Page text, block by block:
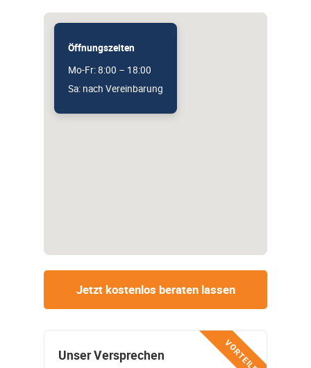
Öffnungszeiten
Mo-Fr: 8:00 – 18:00
Sa: nach Vereinbarung
Jetzt kostenlos beraten lassen
VORTEILE
Unser Versprechen